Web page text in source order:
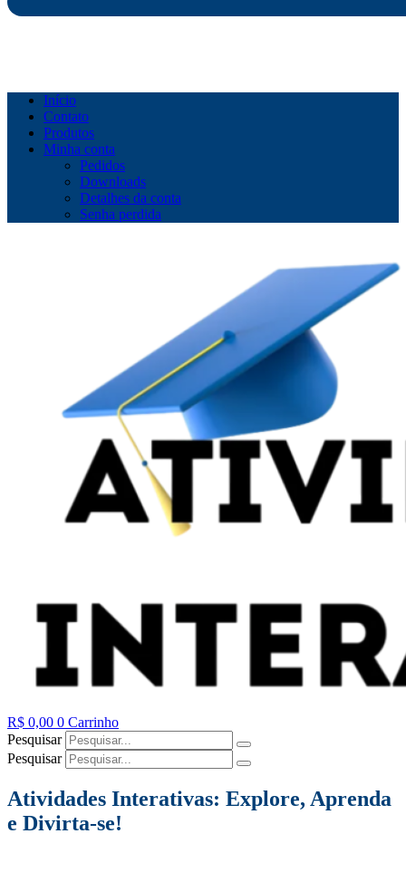
Início
Contato
Produtos
Minha conta
Pedidos
Downloads
Detalhes da conta
Senha perdida
R$ 0,00 0 Carrinho
Pesquisar
Pesquisar
Atividades Interativas: Explore, Aprenda
e Divirta-se!